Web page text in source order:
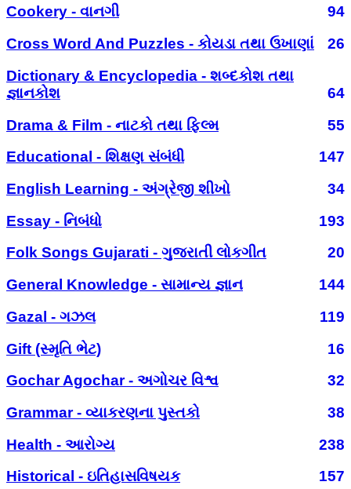
Cookery - વાનગી
94
Cross Word And Puzzles - કોયડા તથા ઉખાણાં
26
Dictionary & Encyclopedia - શબ્દકોશ તથા
જ્ઞાનકોશ
64
Drama & Film - નાટકો તથા ફિલ્મ
55
Educational - શિક્ષણ સંબંધી
147
English Learning - અંગ્રેજી શીખો
34
Essay - નિબંધો
193
Folk Songs Gujarati - ગુજરાતી લોકગીત
20
General Knowledge - સામાન્ય જ્ઞાન
144
Gazal - ગઝલ
119
Gift (સ્મૃતિ ભેટ)
16
Gochar Agochar - અગોચર વિશ્વ
32
Grammar - વ્યાકરણના પુસ્તકો
38
Health - આરોગ્ય
238
Historical - ઇતિહાસવિષયક
157